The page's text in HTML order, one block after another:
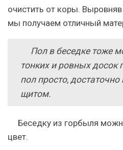
очистить от коры.
мы получаем отличный
Пол в беседке тоже
тонких и ровных досок
пол просто,
щитом.
Беседку из горбыля
цвет.